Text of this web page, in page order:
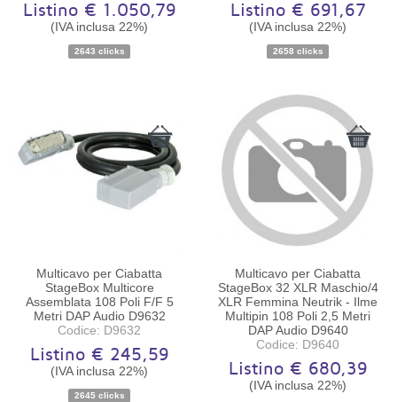
Disponibilità:Ordinabile
Listino € 1.050,79
(IVA inclusa 22%)
2643 clicks
Disponibilità:Ordinabile
Listino € 691,67
(IVA inclusa 22%)
2658 clicks
Disponibilità:Ordinabile
Multicavo per Ciabatta
StageBox Multicore
Assemblata 108 Poli F/F 5
Metri DAP Audio D9632
Codice: D9632
Listino € 245,59
(IVA inclusa 22%)
2645 clicks
Disponibilità: Ordinabile
Multicavo per Ciabatta
StageBox 32 XLR Maschio/4
XLR Femmina Neutrik - Ilme
Multipin 108 Poli 2,5 Metri
DAP Audio D9640
Codice: D9640
Listino € 680,39
(IVA inclusa 22%)